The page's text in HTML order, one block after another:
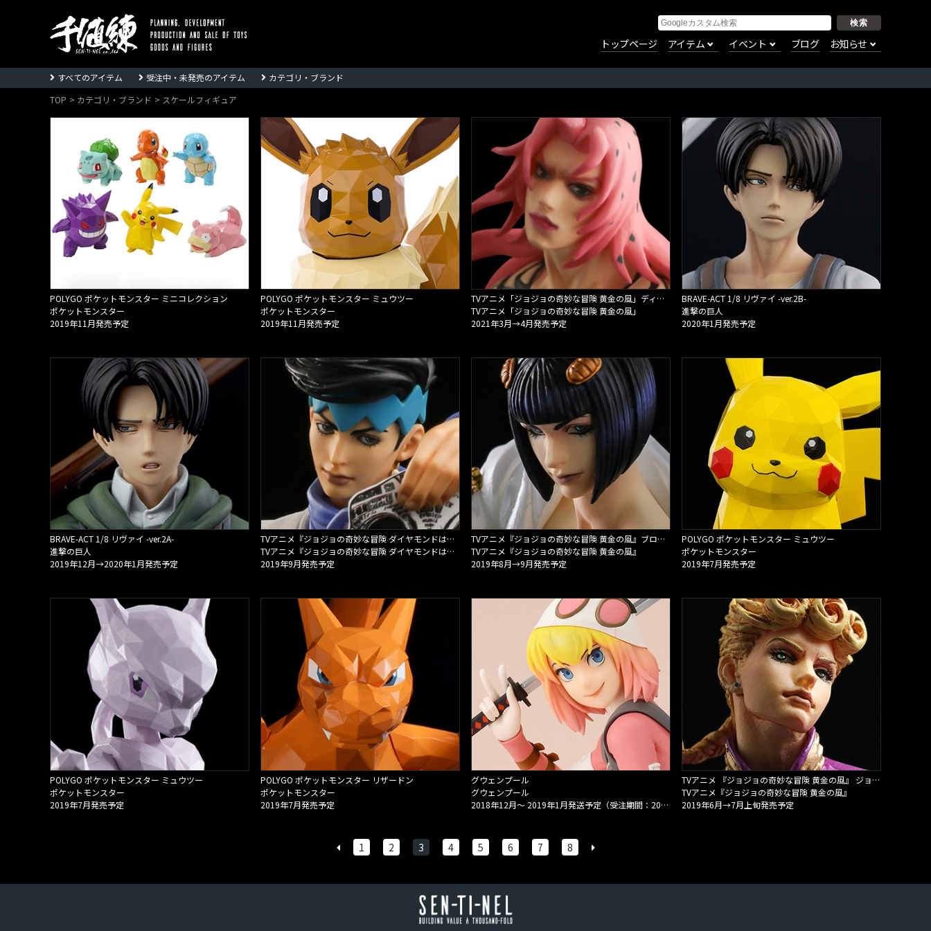
式
会
社
千
練
トップページ アイテム イベント ブログ お知らせ
すべてのアイテム 受注中・未発売のアイテム
カテゴリ・ブランド
TOP
カテゴリ・ブランド スケールフィギュア
POLYGO ポケットモンスター ミニコレクション
ポケットモンスター
2019年11月発売予定
POLYGO ポケットモンスター ミュウツー
ポケットモンスター
2019年11月発売予定
TVアニメ「ジョジョの奇妙な冒険 黄金の風」ディアボロ フィギュアペン
TVアニメ「ジョジョの奇妙な冒険 黄金の風」
2021年3月→4月発売予定
BRAVE-ACT 1/8 リヴァイ -ver.2B-
進撃の巨人
2020年1月発売予定
BRAVE-ACT 1/8 リヴァイ -ver.2A-
進撃の巨人
2019年12月→2020年1月発売予定
TVアニメ『ジョジョの奇妙な冒険 ダイヤモンドは砕けない』 岸辺露伴メモホルダー セカンドカラー
TVアニメ『ジョジョの奇妙な冒険 ダイヤモンドは砕けない』
2019年9月発売予定
TVアニメ『ジョジョの奇妙な冒険 黄金の風』ブローノ・ブチャラティ フィギュアペン
TVアニメ『ジョジョの奇妙な冒険 黄金の風』
2019年8月→9月発売予定
POLYGO ポケットモンスター ミュウツー
ポケットモンスター
2019年7月発売予定
POLYGO ポケットモンスター ミュウツー
ポケットモンスター
2019年7月発売予定
POLYGO ポケットモンスター リザードン
ポケットモンスター
2019年7月発売予定
グウェンプール
グウェンプール
2018年12月〜 2019年1月発送予定（受注期間：2018年10月10日まで）
TVアニメ 『ジョジョの奇妙な冒険 黄金の風』 ジョルノ・ジョバァーナ フィギュアペン
TVアニメ『ジョジョの奇妙な冒険 黄金の風』
2019年6月→7月上旬発売予定
1 2 3 4 5 6 7 8